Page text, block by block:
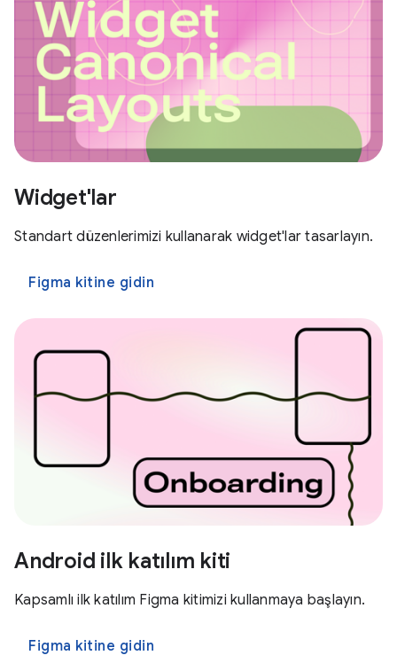
Widget'lar
Standart düzenlerimizi kullanarak widget'lar tasarlayın.
Figma kitine gidin
Android ilk katılım kiti
Kapsamlı ilk katılım Figma kitimizi kullanmaya başlayın.
Figma kitine gidin